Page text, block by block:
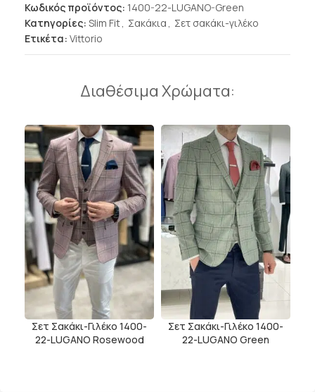
Κωδικός προϊόντος: 1400-22-LUGANO-Green
Κατηγορίες: Slim Fit, Σακάκια , Σετ σακάκι-γιλέκο
Ετικέτα: Vittorio
Διαθέσιμα Χρώματα:
Σετ Σακάκι-Γιλέκο 1400-
22-LUGANO Rosewood
Σετ Σακάκι-Γιλέκο 1400-
22-LUGANO Green